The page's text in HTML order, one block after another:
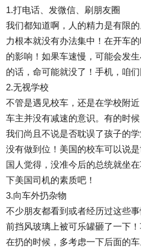
1.打电话、发微信、刷朋友圈
我们都知道啊，人的精力是有限
力根本就没有办法集中！在开车
的影响！如果车速慢，可能会发
的话，命可能就没了！手机，咱们
2.无视学校
不管是遇见校车，还是在学校附
车主并没有减速的意识。有的时
我们尚且不说是否耽误了孩子的
没有做到位！美国的校车可以说
国人觉得，没准今后的总统就坐
下美国司机的素质吧！
3.向车外扔杂物
不少朋友都看到或者经历过这些
前挡风玻璃上被可乐罐砸了一下
在扔的时候，多考虑一下后面的